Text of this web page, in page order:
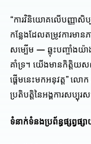
“ការវិនិយោគលើបញ្ញាសិប្
កន្លែងដែលតម្រូវការមា
សម្បើម — ឆ្លុះបញ្ចាំងយ៉
គាំទ្រ។ យើងមានកិត្តិ
ផ្តើមនេះមកអនុវត្ត” ល
ប្រតិបត្តិនៃអង្គការសប្បុ
ទំនាក់ទំនងប្រព័ន្ធផ្សព្វផ្ស